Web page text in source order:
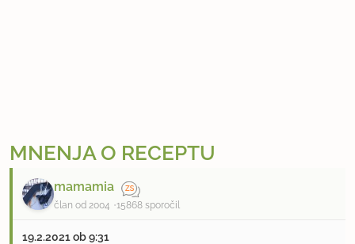
MNENJA O RECEPTU
mamamia
član od 2004 15868 sporočil
19.2.2021 ob 9:31